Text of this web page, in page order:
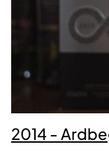
2014 -